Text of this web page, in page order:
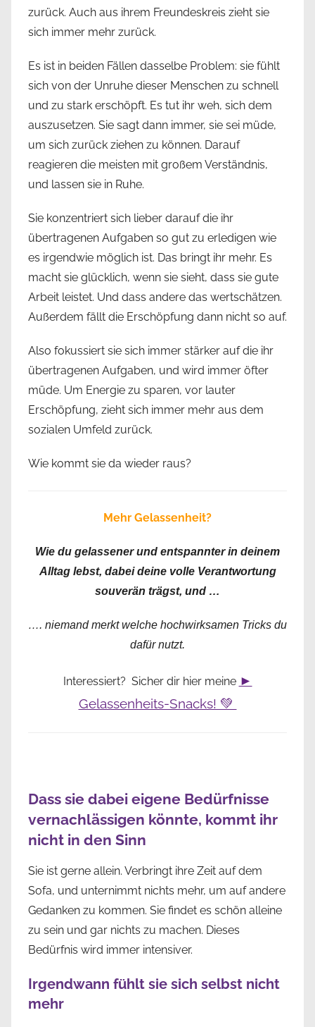
zurück. Auch aus ihrem Freundeskreis zieht sie
sich immer mehr zurück.
Es ist in beiden Fällen dasselbe Problem: sie fühlt
sich von der Unruhe dieser Menschen zu schnell
und zu stark erschöpft. Es tut ihr weh, sich dem
auszusetzen. Sie sagt dann immer, sie sei müde,
um sich zurück ziehen zu können. Darauf
reagieren die meisten mit großem Verständnis,
und lassen sie in Ruhe.
Sie konzentriert sich lieber darauf die ihr
übertragenen Aufgaben so gut zu erledigen wie
es irgendwie möglich ist. Das bringt ihr mehr. Es
macht sie glücklich, wenn sie sieht, dass sie gute
Arbeit leistet. Und dass andere das wertschätzen.
Außerdem fällt die Erschöpfung dann nicht so auf.
Also fokussiert sie sich immer stärker auf die ihr
übertragenen Aufgaben, und wird immer öfter
müde. Um Energie zu sparen, vor lauter
Erschöpfung, zieht sich immer mehr aus dem
sozialen Umfeld zurück.
Wie kommt sie da wieder raus?
Mehr Gelassenheit?
Wie du gelassener und entspannter in deinem
Alltag lebst, dabei deine volle Verantwortung
souverän trägst, und …
…. niemand merkt welche hochwirksamen Tricks du
dafür nutzt.
Interessiert? Sicher dir hier meine ►
Gelassenheits-Snacks! 💚
Dass sie dabei eigene Bedürfnisse
vernachlässigen könnte, kommt ihr
nicht in den Sinn
Sie ist gerne allein. Verbringt ihre Zeit auf dem
Sofa, und unternimmt nichts mehr, um auf andere
Gedanken zu kommen. Sie findet es schön alleine
zu sein und gar nichts zu machen. Dieses
Bedürfnis wird immer intensiver.
Irgendwann fühlt sie sich selbst nicht
mehr